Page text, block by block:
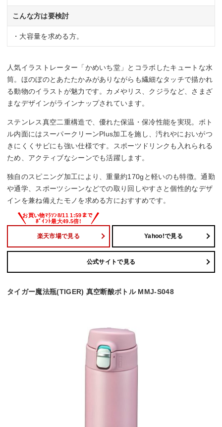
こんな方は要検討
・大容量を求める方。
人気イラストレーター「かめいち堂」とコラボしたキュートな水
筒。ほのぼのとあたたかみがありながらも繊細なタッチで描かれ
る動物のイラストが魅力です。カメやリス、クジラなど、さまざ
まなデザインがラインナップされています。
ステンレス真空二重構造で、優れた保温・保冷性能を実現。ボト
ル内面にはスーパークリーンPlus加工を施し、汚れやにおいがつ
きにくくサビにも強い仕様です。スポーツドリンクも入れられる
ため、アクティブなシーンでも活躍します。
独自のスピニング加工により、重量約170gと軽いのも特徴。通勤
や通学、スポーツシーンなどでの取り回しやすさと個性的なデザ
インを兼ね備えたモノを求める方におすすめです。
楽天市場で見る Yahoo!で見る
公式サイトで見る
タイガー魔法瓶(TIGER) 真空断酸ボトル MMJ-S048